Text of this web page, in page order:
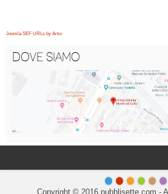
Joomla SEF URLs by Artio
DOVE SIAMO
Copyright © 2016 pubblisette.com -